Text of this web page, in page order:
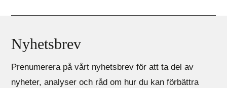
Nyhetsbrev
Prenumerera på vårt nyhetsbrev för att ta del av
nyheter, analyser och råd om hur du kan förbättra